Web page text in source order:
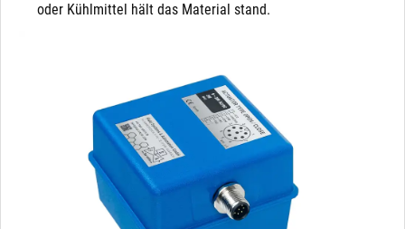
Pro Kugelhahn
Sehr geringer Stromverbrauch: ca. 3-5 Watt, jeweils nur
10 Sekunden pro Schaltvorgang
oder Kühlmittel hält das Material stand.